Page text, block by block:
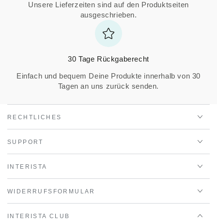
Unsere Lieferzeiten sind auf den Produktseiten
ausgeschrieben.
30 Tage Rückgaberecht
Einfach und bequem Deine Produkte innerhalb von 30
Tagen an uns zurück senden.
RECHTLICHES
SUPPORT
INTERISTA
WIDERRUFSFORMULAR
INTERISTA CLUB